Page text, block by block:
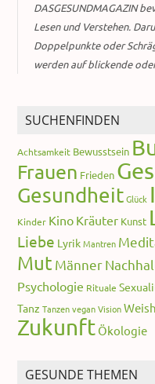
DASGESUNDMAGAZIN
Lesen und Verstehen.
Doppelpunkte oder
werden auf blickende
SUCHENFINDEN
Achtsamkeit Bewusstsein
Frauen Frieden
Gesundheit Glück
Kinder Kino Kräuter Kunst
Liebe Lyrik Mantren
Mut Männer
Psychologie Rituale
Tanz Tanzen vegan Vision
Zukunft Ökologie
GESUNDE THEMEN